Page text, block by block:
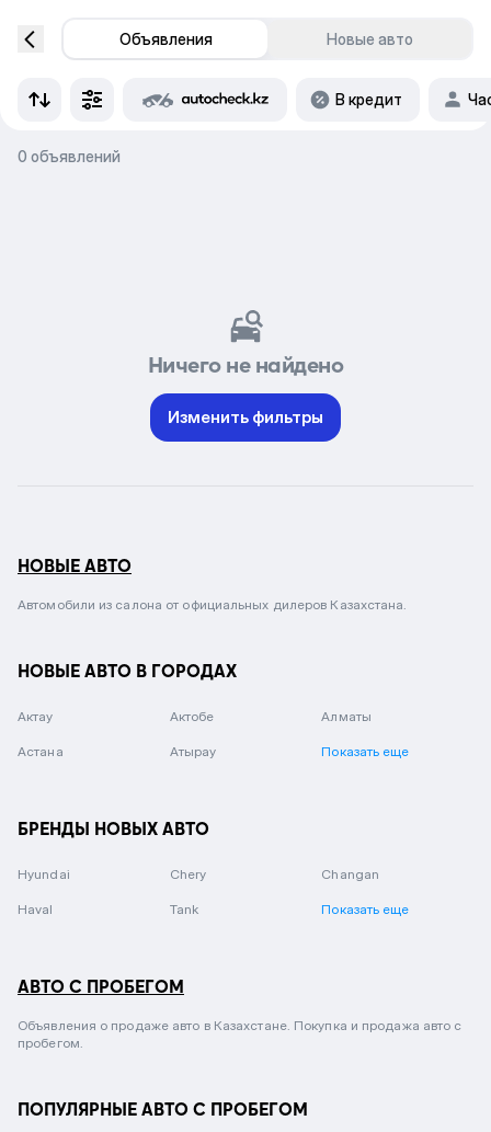
Объявления Новые авто
В кредит
0 объявлений
Ничего не найдено
Изменить фильтры
НОВЫЕ АВТО
Автомобили из салона от официальных дилеров Казахстана.
НОВЫЕ АВТО В ГОРОДАХ
Актау Актобе Алматы
Астана Атырау Показать еще
БРЕНДЫ НОВЫХ АВТО
Hyundai Chery Changan
Haval Tank Показать еще
АВТО С ПРОБЕГОМ
Объявления о продаже авто в Казахстане. Покупка и продажа авто с
пробегом.
ПОПУЛЯРНЫЕ АВТО С ПРОБЕГОМ